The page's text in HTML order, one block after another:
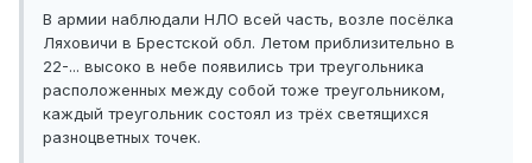
В армии наблюдали НЛО всей часть, возле посёлка
Ляховичи в Брестской обл. Летом приблизительно в
22-... высоко в небе появились три треугольника
расположенных между собой тоже треугольником,
каждый треугольник состоял из трёх светящихся
разноцветных точек.